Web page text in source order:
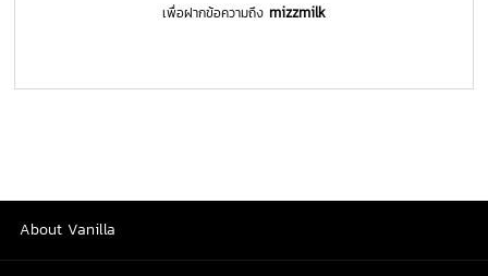
เพื่อฝากข้อความถึง mizzmilk
About Vanilla